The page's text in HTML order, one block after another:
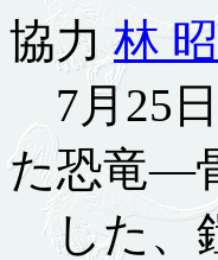
協力林
7月25
た恐竜―
した、